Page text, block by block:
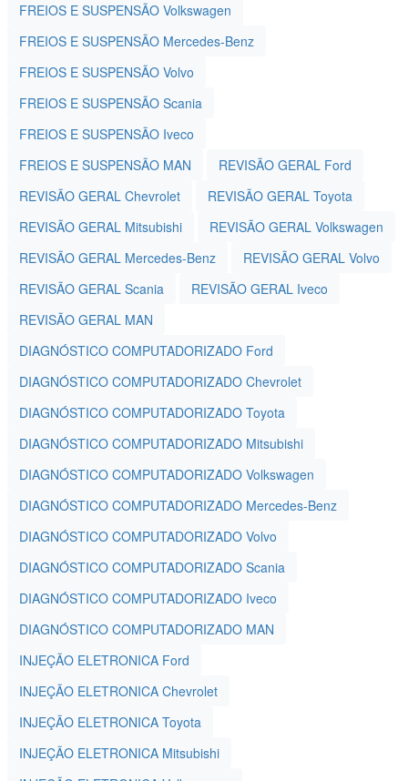
FREIOS E SUSPENSÃO Volkswagen
FREIOS E SUSPENSÃO Mercedes-Benz
FREIOS E SUSPENSÃO Volvo
FREIOS E SUSPENSÃO Scania
FREIOS E SUSPENSÃO Iveco
FREIOS E SUSPENSÃO MAN
REVISÃO GERAL Ford
REVISÃO GERAL Chevrolet
REVISÃO GERAL Toyota
REVISÃO GERAL Mitsubishi
REVISÃO GERAL Volkswagen
REVISÃO GERAL Mercedes-Benz
REVISÃO GERAL Volvo
REVISÃO GERAL Scania
REVISÃO GERAL Iveco
REVISÃO GERAL MAN
DIAGNÓSTICO COMPUTADORIZADO Ford
DIAGNÓSTICO COMPUTADORIZADO Chevrolet
DIAGNÓSTICO COMPUTADORIZADO Toyota
DIAGNÓSTICO COMPUTADORIZADO Mitsubishi
DIAGNÓSTICO COMPUTADORIZADO Volkswagen
DIAGNÓSTICO COMPUTADORIZADO Mercedes-Benz
DIAGNÓSTICO COMPUTADORIZADO Volvo
DIAGNÓSTICO COMPUTADORIZADO Scania
DIAGNÓSTICO COMPUTADORIZADO Iveco
DIAGNÓSTICO COMPUTADORIZADO MAN
INJEÇÃO ELETRONICA Ford
INJEÇÃO ELETRONICA Chevrolet
INJEÇÃO ELETRONICA Toyota
INJEÇÃO ELETRONICA Mitsubishi